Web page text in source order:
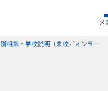
メ
【平日】個別相談・学校説明（来校／オンライン）